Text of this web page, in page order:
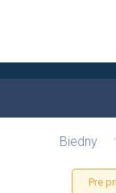
Biedny
Pre